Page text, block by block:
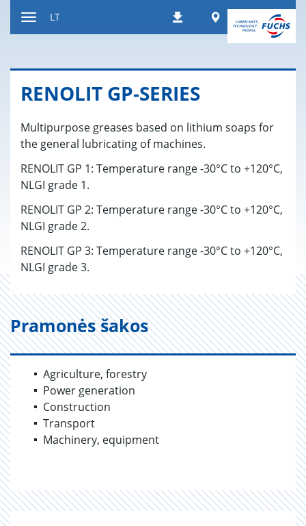
AtsisiuntimaiWorldwide
LT
RE­NO­LIT GP-SE­RIES
Multipurpose greases based on lithium soaps for
the general lubricating of machines.
RENOLIT GP 1: Temperature range -30°C to +120°C,
NLGI grade 1.
RENOLIT GP 2: Temperature range -30°C to +120°C,
NLGI grade 2.
RENOLIT GP 3: Temperature range -30°C to +120°C,
NLGI grade 3.
Pramonės šakos
Agriculture, forestry
Power generation
Construction
Transport
Machinery, equipment